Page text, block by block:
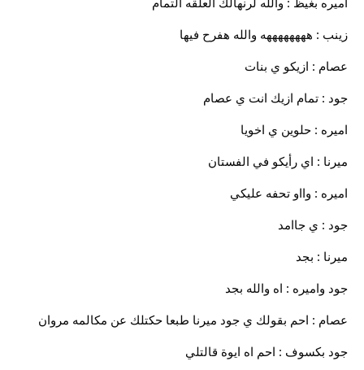
زينب : ههههههههه والله هفرح فيها
عصام : ازيكو ي بنات
جود : تمام ازيك انت ي عصام
اميره : حلوين ي اخويا
ميرنا : اي رأيكو في الفستان
اميره : وااو تحفه عليكي
جود : ي جاامد
ميرنا : بجد
جود واميره : اه والله بجد
عصام : احم بقولك ي جود ميرنا طبعا حكتلك عن مكالمه مروان
جود بكسوف : احم اه ايوة قالتلي